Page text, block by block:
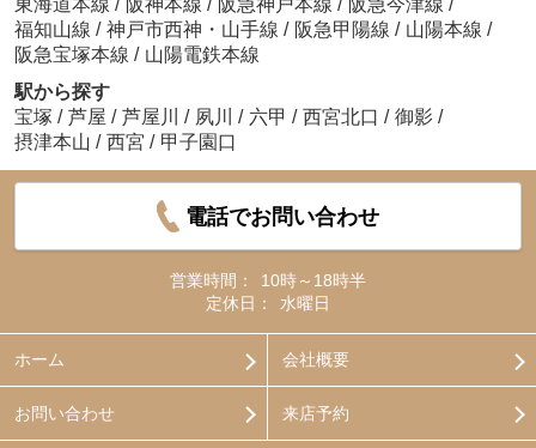
福知山線 / 神戸市西神・山手線 / 阪急甲陽線 / 山陽本線 /
阪急宝塚本線 / 山陽電鉄本線
駅から探す
宝塚 / 芦屋 / 芦屋川 / 夙川 / 六甲 / 西宮北口 / 御影 /
摂津本山 / 西宮 / 甲子園口
電話でお問い合わせ
営業時間：
10時～18時半
定休日：
水曜日
ホーム 会社概要
お問い合わせ 来店予約